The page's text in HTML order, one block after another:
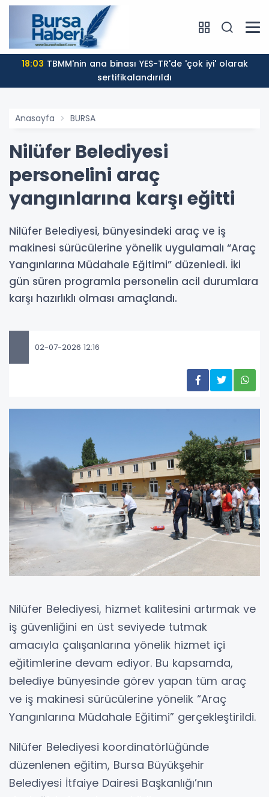
18:03
sertifikalandırıldı
Anasayfa BURSA
Nilüfer Belediyesi
personelini araç
yangınlarına karşı eğitti
Nilüfer Belediyesi, bünyesindeki araç ve iş
makinesi sürücülerine yönelik uygulamalı “Araç
Yangınlarına Müdahale Eğitimi” düzenledi. İki
gün süren programla personelin acil durumlara
karşı hazırlıklı olması amaçlandı.
02-07-2026 12:16
Nilüfer Belediyesi, hizmet kalitesini artırmak ve
iş güvenliğini en üst seviyede tutmak
amacıyla çalışanlarına yönelik hizmet içi
eğitimlerine devam ediyor. Bu kapsamda,
belediye bünyesinde görev yapan tüm araç
ve iş makinesi sürücülerine yönelik “Araç
Yangınlarına Müdahale Eğitimi” gerçekleştirildi.
Nilüfer Belediyesi koordinatörlüğünde
düzenlenen eğitim, Bursa Büyükşehir
Belediyesi İtfaiye Dairesi Başkanlığı’nın